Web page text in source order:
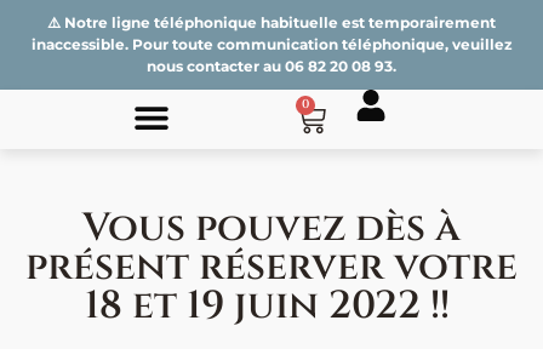
⚠️ Notre ligne téléphonique habituelle est temporairement
inaccessible. Pour toute communication téléphonique, veuillez
nous contacter au 06 82 20 08 93.
0
Vous pouvez dès à
présent réserver votre
18 et 19 juin 2022 !!